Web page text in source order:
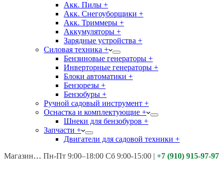
Акк. Пилы +
Акк. Снегоуборщики +
Акк. Триммеры +
Аккумуляторы +
Зарядные устройства +
Силовая техника +
Бензиновые генераторы +
Инверторные генераторы +
Блоки автоматики +
Бензорезы +
Бензобуры +
Ручной садовый инструмент +
Оснастка и комплектующие +
Шнеки для бензобуров +
Запчасти +
Двигатели для садовой техники +
Магазины: Калуга ул. Московская д.113
Пн-Пт 9:00–18:00 Сб 9:00-15:00 | +7 (910) 915-97-97